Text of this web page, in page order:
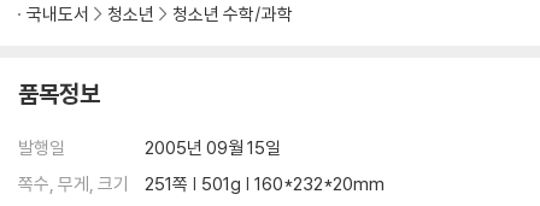
국내도서
청소년 청소년 수학/과학
품목정보
발행일
2005년 09월 15일
쪽수, 무게, 크기
251쪽 | 501g | 160*232*20mm